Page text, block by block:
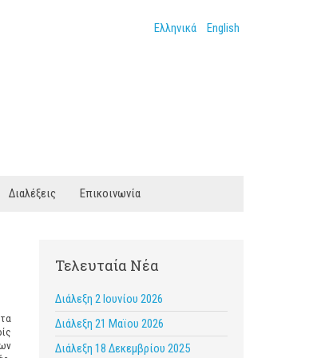
Ελληνικά English
Διαλέξεις Επικοινωνία
Τελευταία Νέα
Διάλεξη 2 Ιουνίου 2026
Διάλεξη 21 Μαϊου 2026
Διάλεξη 18 Δεκεμβρίου 2025